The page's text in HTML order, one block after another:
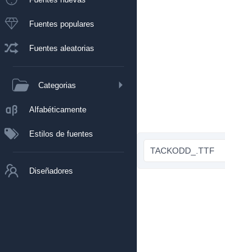
Fuentes populares
Fuentes aleatorias
Categorias
Alfabéticamente
Estilos de fuentes
Diseñadores
TACKODD_.TTF